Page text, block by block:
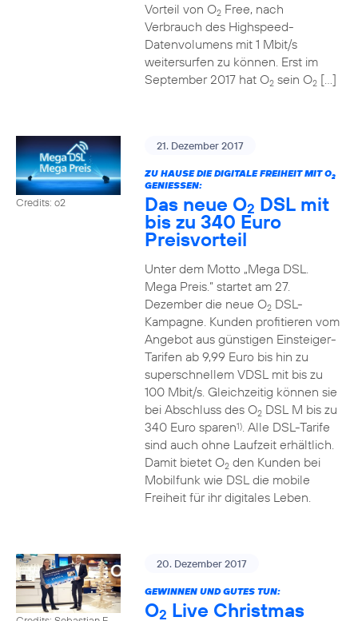
Vorteil von O2Free, nach
Verbrauch des Highspeed-
Datenvolumens mit 1 Mbit/s
weitersurfen zu können. Erst im
September 2017 hat O2sein O2[…]
Credits: o2
21. Dezember 2017
ZU HAUSE DIE DIGITALE FREIHEIT MIT O2
GENIESSEN:
Das neue O2 DSL mit
bis zu 340 Euro
Preisvorteil
Unter dem Motto „Mega DSL.
Mega Preis.” startet am 27.
Dezember die neue O2DSL-
Kampagne. Kunden profitieren vom
Angebot aus günstigen Einsteiger-
Tarifen ab 9,99 Euro bis hin zu
superschnellem VDSL mit bis zu
100 Mbit/s. Gleichzeitig können sie
bei Abschluss des O2DSL M bis zu
340 Euro sparen1). Alle DSL-Tarife
sind auch ohne Laufzeit erhältlich.
Damit bietet O2den Kunden bei
Mobilfunk wie DSL die mobile
Freiheit für ihr digitales Leben.
20. Dezember 2017
GEWINNEN UND GUTES TUN:
O2 Live Christmas